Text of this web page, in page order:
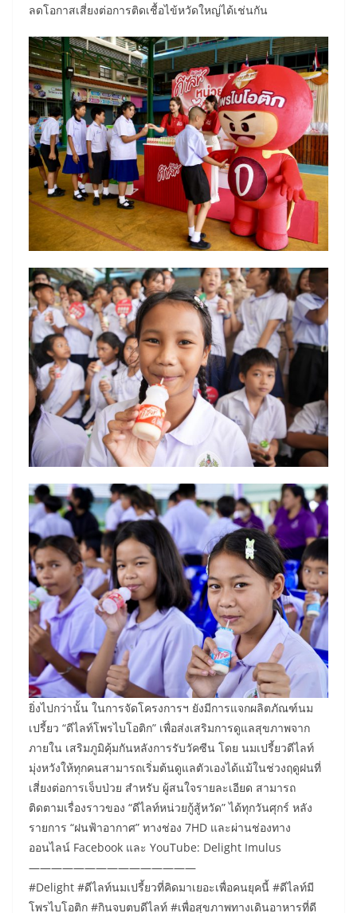
ลดโอกาสเสี่ยงต่อการติดเชื้อไข้หวัดใหญ่ได้เช่นกัน
ยิ่งไปกว่านั้น ในการจัดโครงการฯ ยังมีการแจกผลิตภัณฑ์นม
เปรี้ยว “ดีไลท์โพรไบโอติก” เพื่อส่งเสริมการดูแลสุขภาพจาก
ภายใน เสริมภูมิคุ้มกันหลังการรับวัคซีน โดย นมเปรี้ยวดีไลท์
มุ่งหวังให้ทุกคนสามารถเริ่มต้นดูแลตัวเองได้แม้ในช่วงฤดูฝนที่
เสี่ยงต่อการเจ็บป่วย สำหรับ ผู้สนใจรายละเอียด สามารถ
ติดตามเรื่องราวของ “ดีไลท์หน่วยกู้สู้หวัด” ได้ทุกวันศุกร์ หลัง
รายการ “ฝนฟ้าอากาศ” ทางช่อง 7HD และผ่านช่องทาง
ออนไลน์ Facebook และ YouTube: Delight Imulus
———————————————
#Delight #ดีไลท์นมเปรี้ยวที่คิดมาเยอะเพื่อคนยุคนี้ #ดีไลท์มี
โพรไบโอติก #กินจบตบดีไลท์ #เพื่อสุขภาพทางเดินอาหารที่ดี